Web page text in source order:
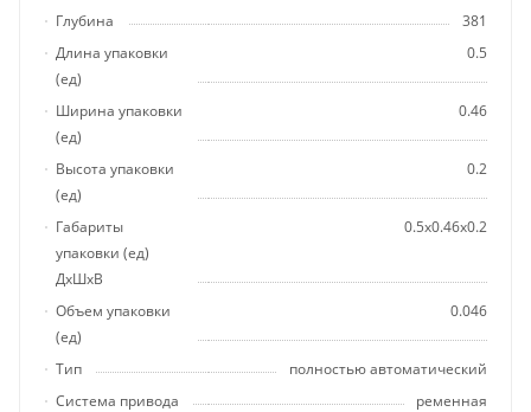
Глубина
381
Длина упаковки
(ед)
0.5
Ширина упаковки
(ед)
0.46
Высота упаковки
(ед)
0.2
Габариты
упаковки (ед)
ДхШхВ
0.5x0.46x0.2
Объем упаковки
(ед)
0.046
Тип
полностью автоматический
Система привода
ременная